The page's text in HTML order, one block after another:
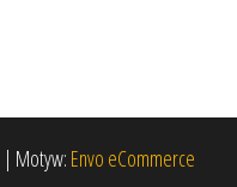
| Motyw: Envo eCommerce